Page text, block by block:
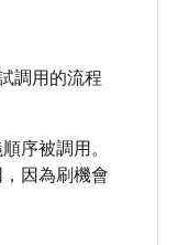
調用的流程
序被調用。
因為刷機會